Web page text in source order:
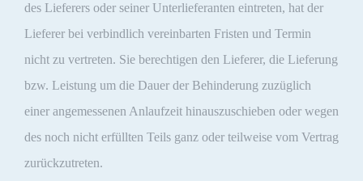
des Lieferers oder seiner Unterlieferanten eintreten, hat der
Lieferer bei verbindlich vereinbarten Fristen und Termin
nicht zu vertreten. Sie berechtigen den Lieferer, die Lieferung
bzw. Leistung um die Dauer der Behinderung zuzüglich
einer angemessenen Anlaufzeit hinauszuschieben oder wegen
des noch nicht erfüllten Teils ganz oder teilweise vom Vertrag
zurückzutreten.